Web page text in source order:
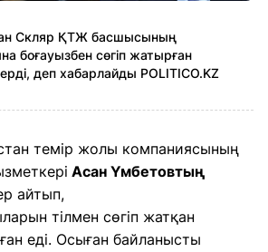
Скляр ҚТЖ басшысының
боғауызбен сөгіп жатырған
деп хабарлайды POLITICO.KZ
темір жолы компаниясының
Асан Үмбетовтың
айтып,
тілмен сөгіп жатқан
еді. Осыған байланысты